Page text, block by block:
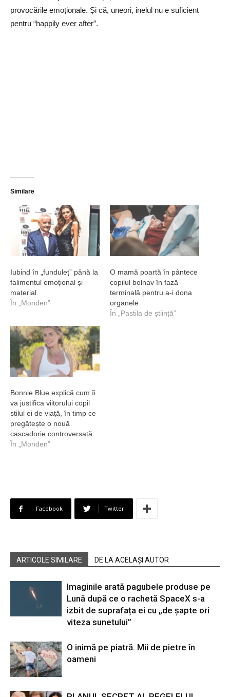
provocările emoționale. Și că, uneori, inelul nu e suficient
pentru “happily ever after”.
Similare
Iubind în „funduleț” până la
falimentul emoțional și
material
În „Monden”
O mamă poartă în pântece
copilul bolnav în fază
terminală pentru a-i dona
organele
În „Pastila de știință”
Bonnie Blue explică cum îi
va justifica viitorului copil
stilul ei de viață, în timp ce
pregătește o nouă
cascadorie controversată
În „Monden”
Facebook Twitter
ARTICOLE SIMILARE DE LA ACELAȘI AUTOR
Imaginile arată pagubele produse pe
Lună după ce o rachetă SpaceX s-a
izbit de suprafața ei cu „de șapte ori
viteza sunetului”
O inimă pe piatră. Mii de pietre în
oameni